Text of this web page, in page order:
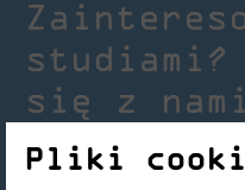
się z
Pliki